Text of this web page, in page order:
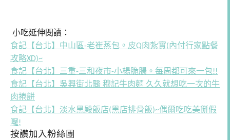
小吃延伸閱讀：
食記【台北】中山區-老崔蒸包。皮Q肉紮實(內付行家點餐
攻略XD)~
食記【台北】三重-三和夜市-小楊脆腸。每周都可來一包!!
食記【台北】吳興街北醫 穆記牛肉麵 久久就想吃一次的牛
肉捲餅
食記【台北】淡水黑殿飯店(黑店排骨飯)~偶爾吃吃美掰假
囉!
按讚加入粉絲團